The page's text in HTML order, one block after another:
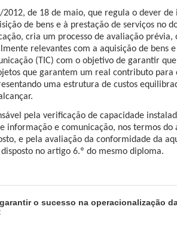
2012, de 18 de maio, que regula o dever
de bens e à prestação de serviços no
cria um processo de avaliação
relevantes com a aquisição de bens
(TIC) com o objetivo de garantir
que garantem um real contributo para
uma estrutura de custos
pela verificação de capacidade
informação e comunicação, nos termos do
e pela avaliação da conformidade da
no artigo 6.º do mesmo diploma.
o sucesso na operacionalização